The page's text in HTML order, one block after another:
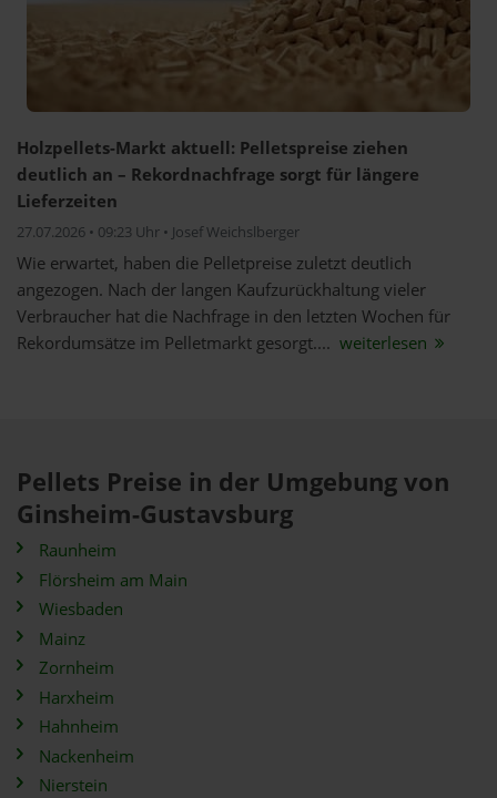
Holzpellets-Markt aktuell: Pelletspreise ziehen
deutlich an – Rekordnachfrage sorgt für längere
Lieferzeiten
27.07.2026 • 09:23 Uhr • Josef Weichslberger
Wie erwartet, haben die Pelletpreise zuletzt deutlich
angezogen. Nach der langen Kaufzurückhaltung vieler
Verbraucher hat die Nachfrage in den letzten Wochen für
Rekordumsätze im Pelletmarkt gesorgt.... weiterlesen
Pellets Preise in der Umgebung von
Ginsheim-Gustavsburg
Raunheim
Flörsheim am Main
Wiesbaden
Mainz
Zornheim
Harxheim
Hahnheim
Nackenheim
Nierstein